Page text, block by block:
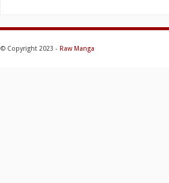
© Copyright 2023 - Raw Manga